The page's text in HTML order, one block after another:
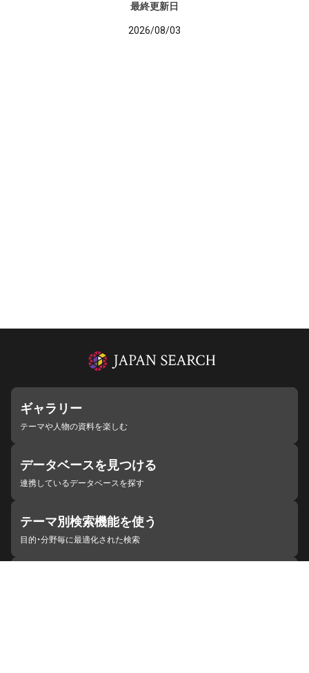
最終更新日
2026/08/03
ギャラリー
テーマや人物の資料を楽しむ
データベースを見つける
連携しているデータベースを探す
テーマ別検索機能を使う
目的・分野毎に最適化された検索